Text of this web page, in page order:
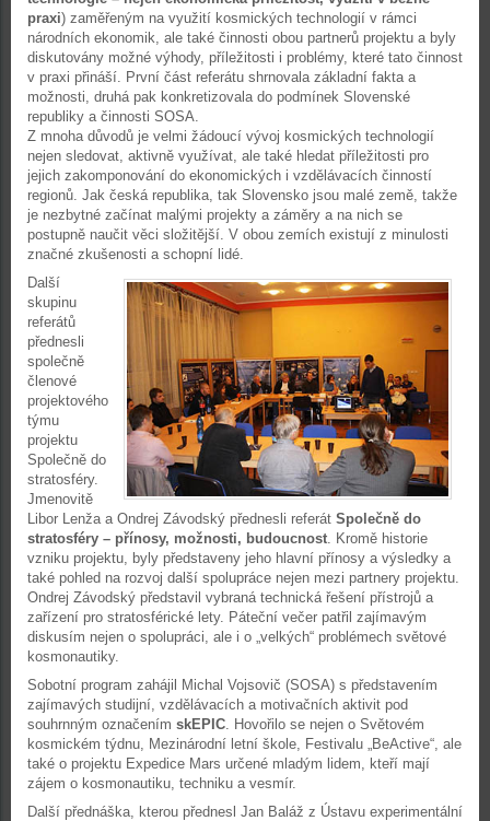
praxi) zaměřeným na využití kosmických technologií v rámci
národních ekonomik, ale také činnosti obou partnerů projektu a byly
diskutovány možné výhody, příležitosti i problémy, které tato činnost
v praxi přináší. První část referátu shrnovala základní fakta a
možnosti, druhá pak konkretizovala do podmínek Slovenské
republiky a činnosti SOSA.
Z mnoha důvodů je velmi žádoucí vývoj kosmických technologií
nejen sledovat, aktivně využívat, ale také hledat příležitosti pro
jejich zakomponování do ekonomických i vzdělávacích činností
regionů. Jak česká republika, tak Slovensko jsou malé země, takže
je nezbytné začínat malými projekty a záměry a na nich se
postupně naučit věci složitější. V obou zemích existují z minulosti
značné zkušenosti a schopní lidé.
Další
skupinu
referátů
přednesli
společně
členové
projektového
týmu
projektu
Společně do
stratosféry.
Jmenovitě
Libor Lenža a Ondrej Závodský přednesli referát Společně do
stratosféry – přínosy, možnosti, budoucnost. Kromě historie
vzniku projektu, byly představeny jeho hlavní přínosy a výsledky a
také pohled na rozvoj další spolupráce nejen mezi partnery projektu.
Ondrej Závodský představil vybraná technická řešení přístrojů a
zařízení pro stratosférické lety. Páteční večer patřil zajímavým
diskusím nejen o spolupráci, ale i o „velkých“ problémech světové
kosmonautiky.
Sobotní program zahájil Michal Vojsovič (SOSA) s představením
zajímavých studijní, vzdělávacích a motivačních aktivit pod
souhrnným označením skEPIC. Hovořilo se nejen o Světovém
kosmickém týdnu, Mezinárodní letní škole, Festivalu „BeActive“, ale
také o projektu Expedice Mars určené mladým lidem, kteří mají
zájem o kosmonautiku, techniku a vesmír.
Další přednáška, kterou přednesl Jan Baláž z Ústavu experimentální